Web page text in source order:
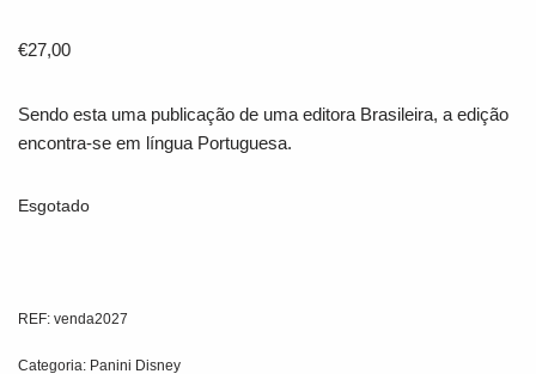
€27,00
Sendo esta uma publicação de uma editora Brasileira, a edição
encontra-se em língua Portuguesa.
Esgotado
REF: venda2027
Categoria: Panini Disney